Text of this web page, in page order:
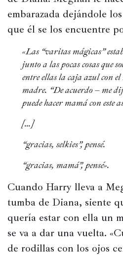
embarazada dejándole
que él se los encuentre
«Las “varitas mágicas”
junto a las pocas cosas que
entre ellas la caja azul con el
madre. “De acuerdo – me
puede hacer mamá con este
[…]
“gracias, selkies”, pensé.
“gracias, mamá”, pensé».
Cuando Harry lleva a
tumba de Diana, siente
quería estar con ella un
se va a dar una vuelta.
de rodillas con los ojos